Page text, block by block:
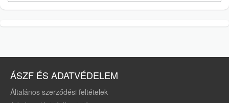
ÁSZF ÉS ADATVÉDELEM
Általános szerződési feltételek